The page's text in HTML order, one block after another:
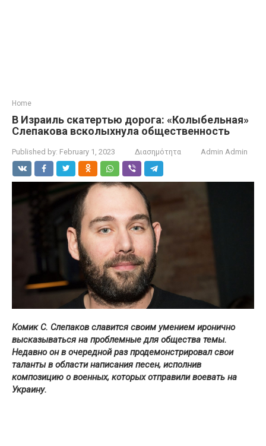
Home
В Израиль скатертью дорога: «Колыбельная»
Слепакова всколыхнула общественность
Published by: February 1, 2023 Διασημότητα Admin Admin
Комик С. Слепаков славится своим умением иронично
высказываться на проблемные для общества темы.
Недавно он в очередной раз продемонстрировал свои
таланты в области написания песен, исполнив
композицию о военных, которых отправили воевать на
Украину.